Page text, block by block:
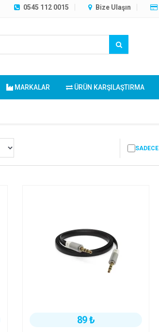
0545 112 0015 Bize Ulaşın
MARKALAR ÜRÜN KARŞILAŞTIRMA
89 ₺